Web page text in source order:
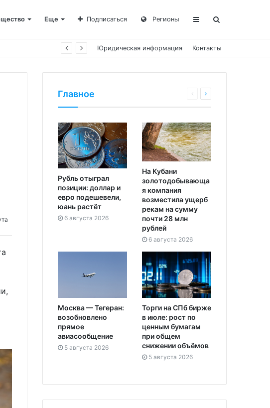
Еще Подписаться Регионы
рублей Юридическая информация Контакты
Главное
Рубль отыграл
позиции: доллар и
евро подешевели,
юань растёт
6 августа 2026
На Кубани
золотодобывающа
я компания
возместила ущерб
рекам на сумму
почти 28 млн
рублей
6 августа 2026
Москва — Тегеран:
возобновлено
прямое
авиасообщение
5 августа 2026
Торги на СПб бирже
в июле: рост по
ценным бумагам
при общем
снижении объёмов
5 августа 2026